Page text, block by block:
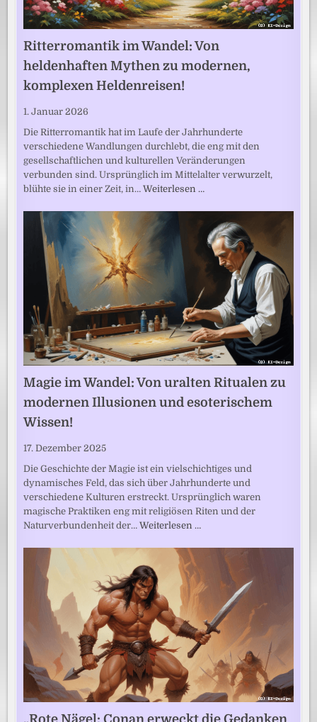
Ritterromantik im Wandel: Von
heldenhaften Mythen zu modernen,
komplexen Heldenreisen!
1. Januar 2026
Die Ritterromantik hat im Laufe der Jahrhunderte
verschiedene Wandlungen durchlebt, die eng mit den
gesellschaftlichen und kulturellen Veränderungen
verbunden sind. Ursprünglich im Mittelalter verwurzelt,
blühte sie in einer Zeit, in…Weiterlesen …
Magie im Wandel: Von uralten Ritualen zu
modernen Illusionen und esoterischem
Wissen!
17. Dezember 2025
Die Geschichte der Magie ist ein vielschichtiges und
dynamisches Feld, das sich über Jahrhunderte und
verschiedene Kulturen erstreckt. Ursprünglich waren
magische Praktiken eng mit religiösen Riten und der
Naturverbundenheit der…Weiterlesen …